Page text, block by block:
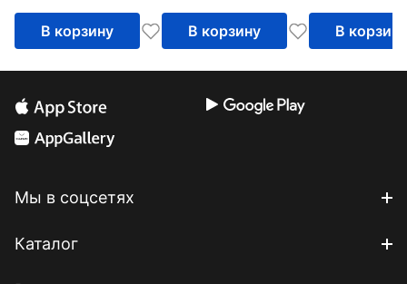
В корзину В корзину В корзину
Мы в соцсетях
Каталог